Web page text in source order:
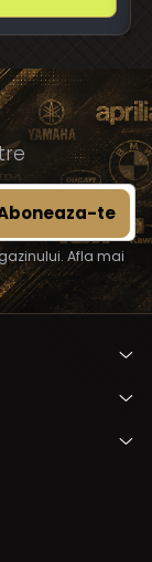
Afla mai